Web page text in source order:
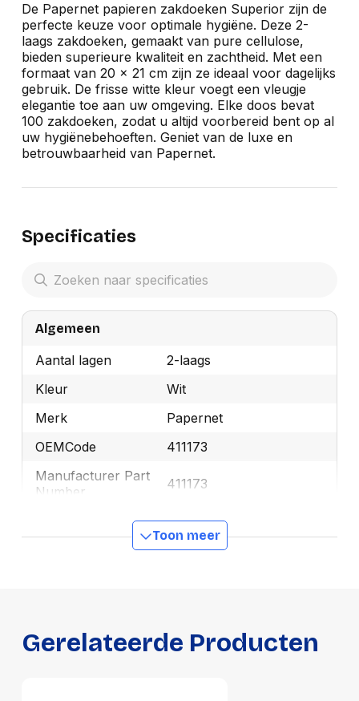
De Papernet papieren zakdoeken Superior zijn de
perfecte keuze voor optimale hygiëne. Deze 2-
laags zakdoeken, gemaakt van pure cellulose,
bieden superieure kwaliteit en zachtheid. Met een
formaat van 20 x 21 cm zijn ze ideaal voor dagelijks
gebruik. De frisse witte kleur voegt een vleugje
elegantie toe aan uw omgeving. Elke doos bevat
100 zakdoeken, zodat u altijd voorbereid bent op al
uw hygiënebehoeften. Geniet van de luxe en
betrouwbaarheid van Papernet.
Specificaties
Algemeen
Aantal lagen
2-laags
Kleur
Wit
Merk
Papernet
OEMCode
411173
Manufacturer Part
Number
411173
8024929211738
Hoogte
50 mm
Toon meer
Gerelateerde Producten